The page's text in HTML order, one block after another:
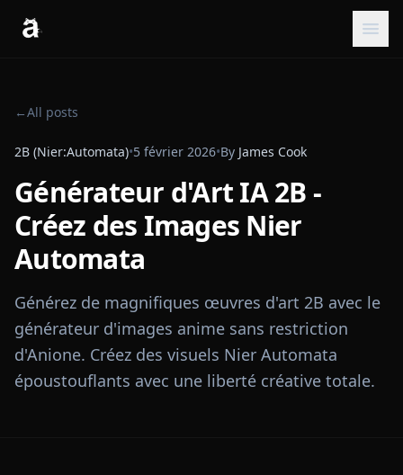
←All posts
2B (Nier:Automata)•5 février 2026•By James Cook
Générateur d'Art IA 2B -
Créez des Images Nier
Automata
Générez de magnifiques œuvres d'art 2B avec le
générateur d'images anime sans restriction
d'Anione. Créez des visuels Nier Automata
époustouflants avec une liberté créative totale.